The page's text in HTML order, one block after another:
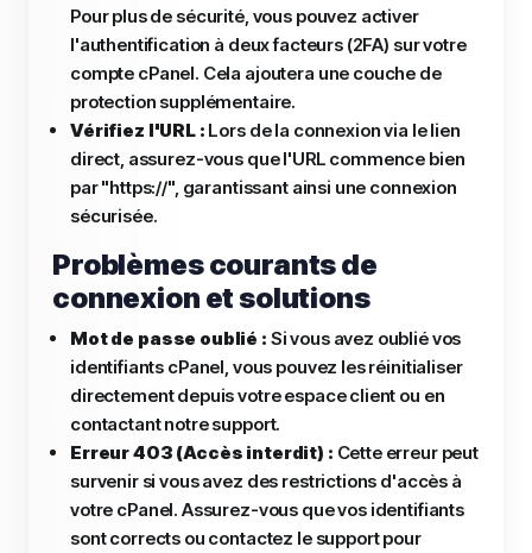
Pour plus de sécurité, vous pouvez activer
l'authentification à deux facteurs (2FA) sur votre
compte cPanel. Cela ajoutera une couche de
protection supplémentaire.
Vérifiez l'URL : Lors de la connexion via le lien
direct, assurez-vous que l'URL commence bien
par "https://", garantissant ainsi une connexion
sécurisée.
Problèmes courants de
connexion et solutions
Mot de passe oublié : Si vous avez oublié vos
identifiants cPanel, vous pouvez les réinitialiser
directement depuis votre espace client ou en
contactant notre support.
Erreur 403 (Accès interdit) : Cette erreur peut
survenir si vous avez des restrictions d'accès à
votre cPanel. Assurez-vous que vos identifiants
sont corrects ou contactez le support pour